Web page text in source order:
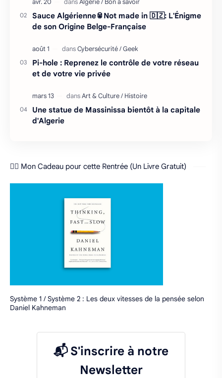
Sauce Algérienne🥫Not made in 🇩🇿: L'Énigme
de son Origine Belge-Française
Pi-hole : Reprenez le contrôle de votre réseau
et de votre vie privée
Une statue de Massinissa bientôt à la capitale
d'Algerie
❤️‍🔥 Mon Cadeau pour cette Rentrée (Un Livre Gratuit)
Système 1 / Système 2 : Les deux vitesses de la pensée selon
Daniel Kahneman
📬 S'inscrire à notre
Newsletter